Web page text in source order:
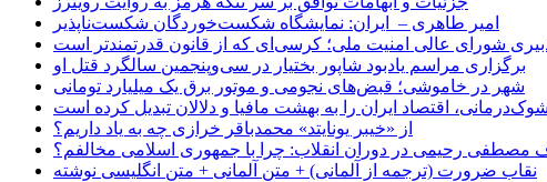
امیر طاهری – ایران: نمایشگاه شکست‌خوردگان شکست‌ناپذیر
شورای عالی امنیت ملی؛ کرسی‌ای که از قانون قدرتمندتر است
برگزاری مراسم یادبود شاپور بختیار در سی‌وپنجمین سالگرد قتل او
شهر در خاموشی؛ قبض‌های نجومی و موتور برق یک میلیارد تومانی
اقتصاد ایران را به بهشت مافیا و دلالان تبدیل کرده است
از «خیبر یونایتد» محمدباقر خرازی چه به یاد داریم؟
مصطفی رحیمی در دوران انقلاب: چرا با جمهوری اسلامی مخالفم؟
نقاب ضرورت (ترجمه از آلمانی) + متن آلمانی + متن انگلیسی نوشته